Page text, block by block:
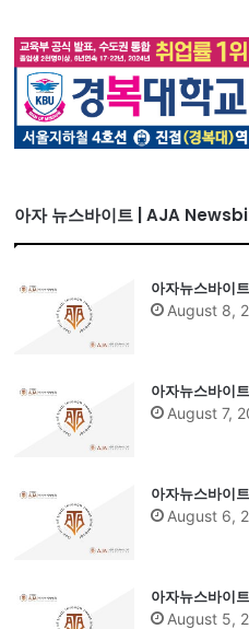
아자 뉴스바이트 | AJA
아자뉴스바이
August 8,
아자뉴스바이
August 7,
아자뉴스바이
August 6,
아자뉴스바이
August 5,